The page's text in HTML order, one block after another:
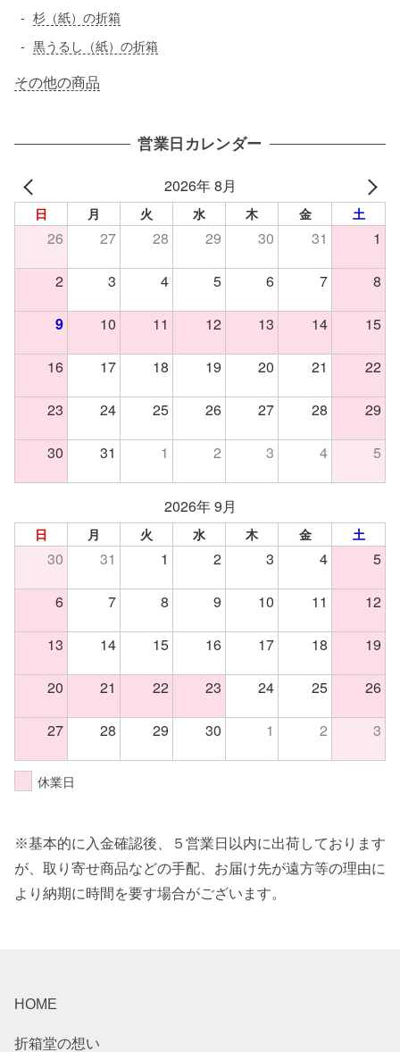
杉（紙）の折箱
黒うるし（紙）の折箱
その他の商品
営業日カレンダー
2026年 8月
日 月 火 水 木 金 土
26 27 28 29 30 31 1
2 3 4 5 6 7 8
9 10 11 12 13 14 15
16 17 18 19 20 21 22
23 24 25 26 27 28 29
30 31 1 2 3 4 5
2026年 9月
日 月 火 水 木 金 土
30 31 1 2 3 4 5
6 7 8 9 10 11 12
13 14 15 16 17 18 19
20 21 22 23 24 25 26
27 28 29 30 1 2 3
休業日
※基本的に入金確認後、５営業日以内に出荷しております
が、取り寄せ商品などの手配、お届け先が遠方等の理由に
より納期に時間を要す場合がございます。
HOME
折箱堂の想い